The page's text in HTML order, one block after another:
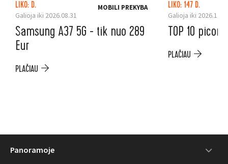
LIKO: D.
Galioja iki 2026.08.31
MOBILI PREKYBA
Samsung A37 5G - tik nuo 289
Eur
PLAČIAU
LIKO: 147 D.
Galioja iki
TOP 10
PLAČIAU
Panoramoje